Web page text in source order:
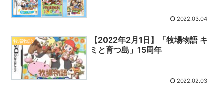
2022.03.04
牧場物語
【2022年2月1日】「牧場物語 キ
ミと育つ島」15周年
2022.02.03